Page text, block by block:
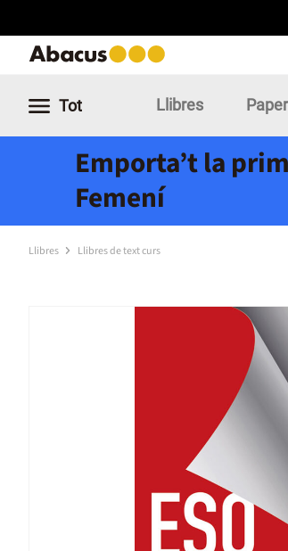
Tot Llibres
Emporta’t la
Femení
Llibres Llibres de text curs